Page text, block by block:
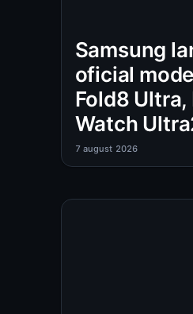
Samsung
oficial
Fold8 Ultra,
Watch
7 august 2026